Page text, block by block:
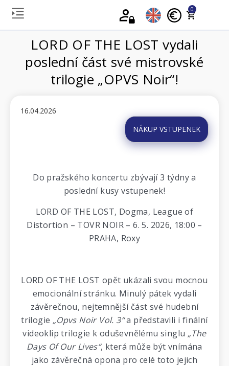
0
LORD OF THE LOST vydali
poslední část své mistrovské
trilogie „OPVS Noir“!
16.04.2026
NÁKUP VSTUPENEK
Do pražského koncertu zbývají 3 týdny a
poslední kusy vstupenek!
LORD OF THE LOST, Dogma, League of
Distortion – TOVR NOIR – 6. 5. 2026, 18:00 –
PRAHA, Roxy
LORD OF THE LOST opět ukázali svou mocnou
emocionální stránku. Minulý pátek vydali
závěrečnou, nejtemnější část své hudební
trilogie „Opvs Noir Vol. 3“a představili i finální
videoklip trilogie k oduševnělému singlu „The
Days Of Our Lives“, která může být vnímána
jako závěrečná opona pro celé toto jejich